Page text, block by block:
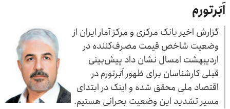
اَبَرتورم
گزارش اخیر بانک مرکزی و مرکز آمار ایران از
وضعیت شاخص قیمت مصرف‌کننده در
اردیبهشت امسال نشان داد پیش‌بینی
قبلی کارشناسان برای ظهور اَبَرتورم در
اقتصاد ملی محقق شده و اینک در ابتدای
مسیر تشدید این وضعیت بحرانی هستیم.